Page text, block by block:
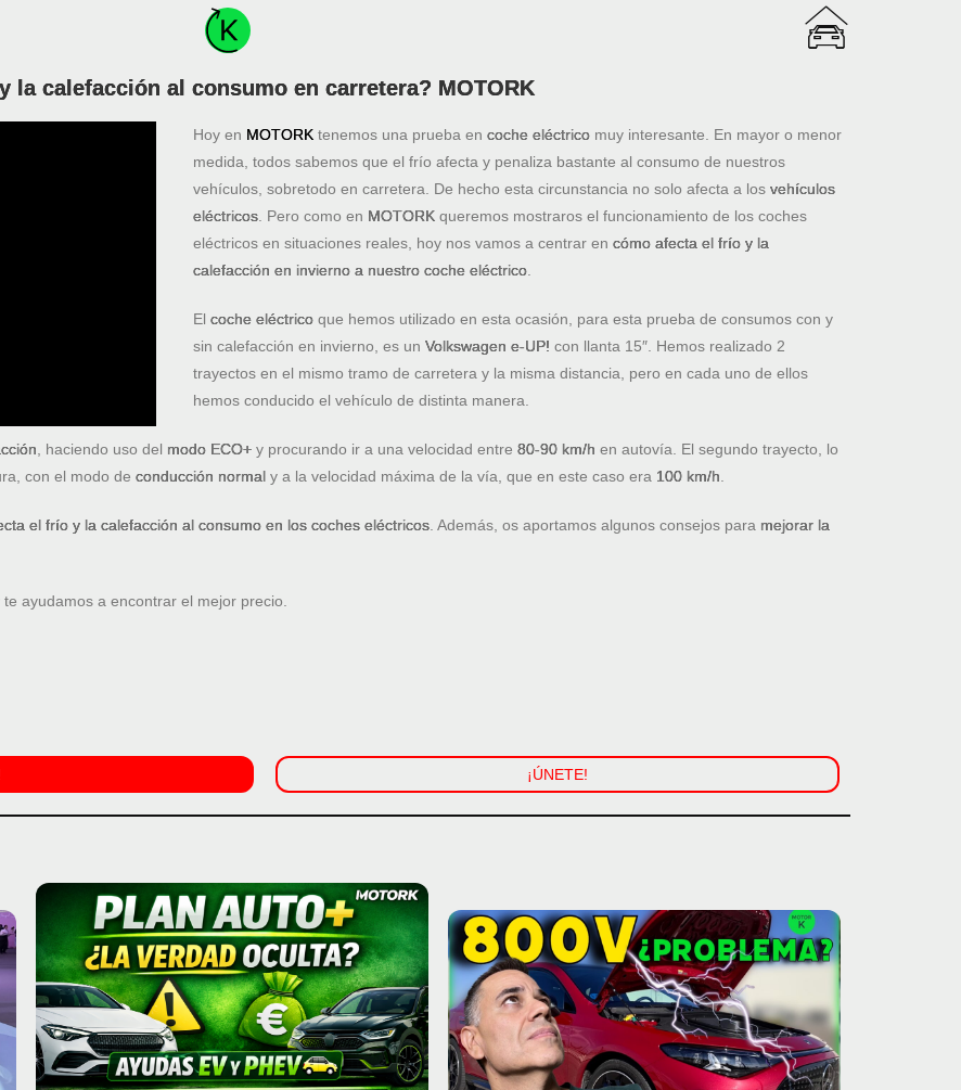
la calefacción al consumo en carretera? MOTORK
Hoy en MOTORK tenemos una prueba encoche eléctrico muy interesante. En mayor o menor
medida, todos sabemos que el frío afecta y penaliza bastante al consumo de nuestros
vehículos, sobretodo en carretera. De hecho esta circunstancia no solo afecta a losvehículos
eléctricos. Pero como en MOTORK queremos mostraros el funcionamiento de los coches
eléctricos en situaciones reales, hoy nos vamos a centrar encómo afecta el frío y la
calefacción en invierno a nuestro coche eléctrico.
Elcoche eléctrico que hemos utilizado en esta ocasión, para esta prueba de consumos con y
sin calefacción en invierno, es unVolkswagen e-UP! con llanta 15″. Hemos realizado 2
trayectos en el mismo tramo de carretera y la misma distancia, pero en cada uno de ellos
hemos conducido el vehículo de distinta manera.
, haciendo uso del modo ECO+ y procurando ir a una velocidad entre 80-90 km/h en autovía. El segundo trayecto, lo
con el modo de conducción normal y a la velocidad máxima de la vía, que en este caso era 100 km/h.
el frío y la calefacción al consumo en los coches eléctricos. Además, os aportamos algunos consejos para mejorar la
ayudamos a encontrar el mejor precio.
¡ÚNETE!